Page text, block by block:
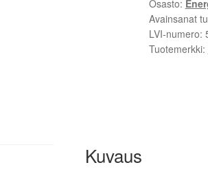
Osasto:
Avainsanat
LVI-numero:
Tuotemerkki:
Kuvaus